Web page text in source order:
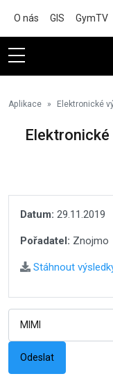
O nás GIS GymTV
Aplikace Elektronické
Datum: 29.11.2019
Pořadatel: Znojmo
Stáhnout